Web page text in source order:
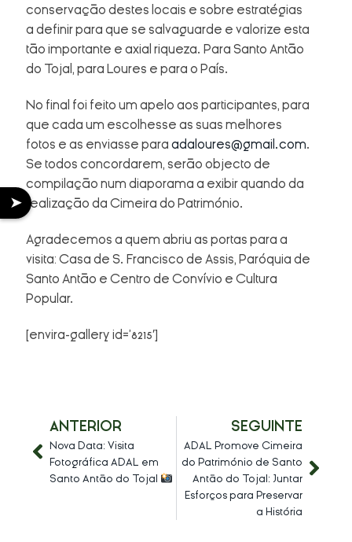
➤
conservação destes locais e sobre estratégias
a definir para que se salvaguarde e valorize esta
tão importante e axial riqueza. Para Santo Antão
do Tojal, para Loures e para o País.
No final foi feito um apelo aos participantes, para
que cada um escolhesse as suas melhores
fotos e as enviasse para adaloures@gmail.com.
Se todos concordarem, serão objecto de
compilação num diaporama a exibir quando da
realização da Cimeira do Património.
Agradecemos a quem abriu as portas para a
visita: Casa de S. Francisco de Assis, Paróquia de
Santo Antão e Centro de Convívio e Cultura
Popular.
[envira-gallery id=’8215′]
ANTERIOR
Nova Data: Visita
Fotográfica ADAL em
Santo Antão do Tojal
SEGUINTE
ADAL Promove Cimeira
do Património de Santo
Antão do Tojal: Juntar
Esforços para Preservar
a História